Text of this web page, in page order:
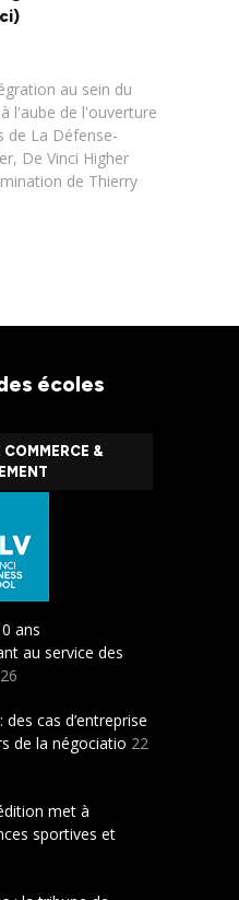
au sein du
l'aube de l'ouverture
de La Défense-
De Vinci Higher
de Thierry
écoles
COMMERCE &
ans
au service des
cas d’entreprise
de la négociatio 22
met à
sportives et